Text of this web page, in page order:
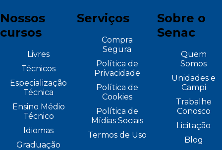
Nossos
cursos
Livres
Técnicos
Especialização
Técnica
Ensino Médio
Técnico
Idiomas
Graduação
Serviços
Compra
Segura
Política de
Privacidade
Política de
Cookies
Política de
Mídias Sociais
Termos de Uso
Sobre o
Senac
Quem
Somos
Unidades e
Campi
Trabalhe
Conosco
Licitação
Blog